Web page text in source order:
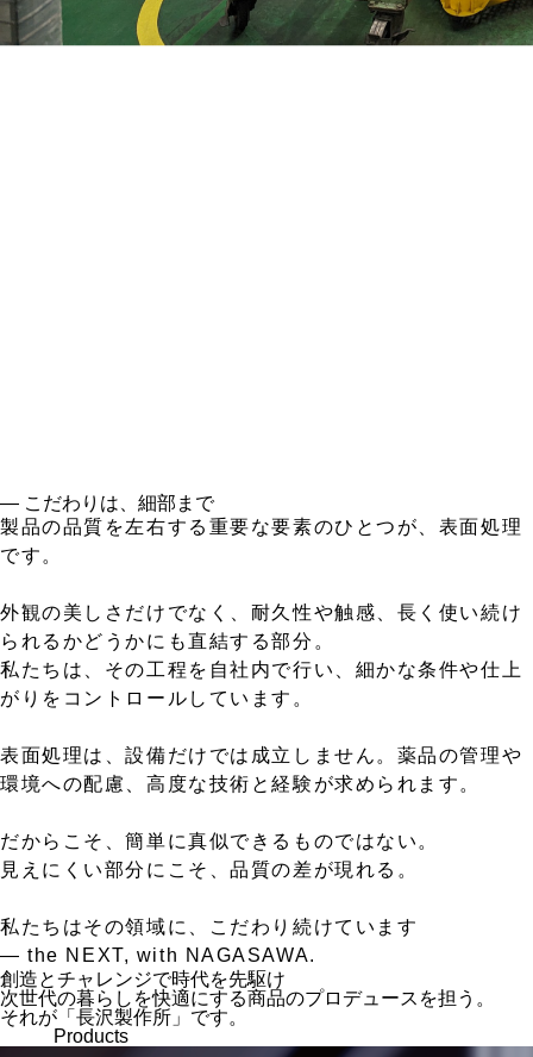
― こだわりは、細部まで
製品の品質を左右する重要な要素のひとつが、表面処理
です。
外観の美しさだけでなく、耐久性や触感、長く使い続け
られるかどうかにも直結する部分。
私たちは、その工程を自社内で行い、細かな条件や仕上
がりをコントロールしています。
表面処理は、設備だけでは成立しません。薬品の管理や
環境への配慮、高度な技術と経験が求められます。
だからこそ、簡単に真似できるものではない。
見えにくい部分にこそ、品質の差が現れる。
私たちはその領域に、こだわり続けています
— the NEXT, with NAGASAWA.
創造とチャレンジで時代を先駆け
次世代の暮らしを快適にする商品のプロデュースを担う。
それが「長沢製作所」です。
Products